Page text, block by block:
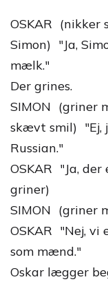
OSKAR (nikker
Simon) "Ja,
mælk."
Der grines.
SIMON (griner
skævt smil) "Ej,
Russian."
OSKAR "Ja,
griner)
SIMON (griner
OSKAR "Nej, vi
som mænd."
Oskar lægger